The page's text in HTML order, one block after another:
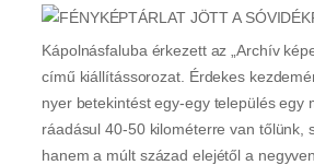
Kápolnásfaluba érkezett az „Archív
című kiállítássorozat. Érdekes
nyer betekintést egy-egy település egy
ráadásul 40-50 kilométerre van tőlünk,
hanem a múlt század elejétől a